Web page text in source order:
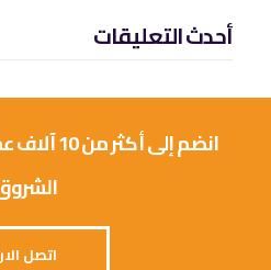
أحدث التعليقات
انضم إلى
اتصل